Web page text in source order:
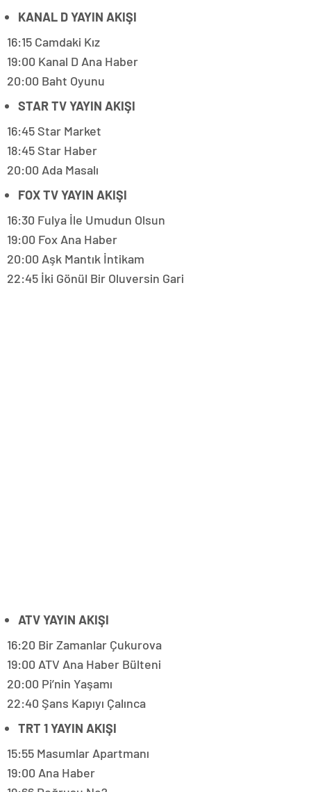
KANAL D YAYIN AKIŞI
16:15 Camdaki Kız
19:00 Kanal D Ana Haber
20:00 Baht Oyunu
STAR TV YAYIN AKIŞI
16:45 Star Market
18:45 Star Haber
20:00 Ada Masalı
FOX TV YAYIN AKIŞI
16:30 Fulya İle Umudun Olsun
19:00 Fox Ana Haber
20:00 Aşk Mantık İntikam
22:45 İki Gönül Bir Oluversin Gari
ATV YAYIN AKIŞI
16:20 Bir Zamanlar Çukurova
19:00 ATV Ana Haber Bülteni
20:00 Pi’nin Yaşamı
22:40 Şans Kapıyı Çalınca
TRT 1 YAYIN AKIŞI
15:55 Masumlar Apartmanı
19:00 Ana Haber